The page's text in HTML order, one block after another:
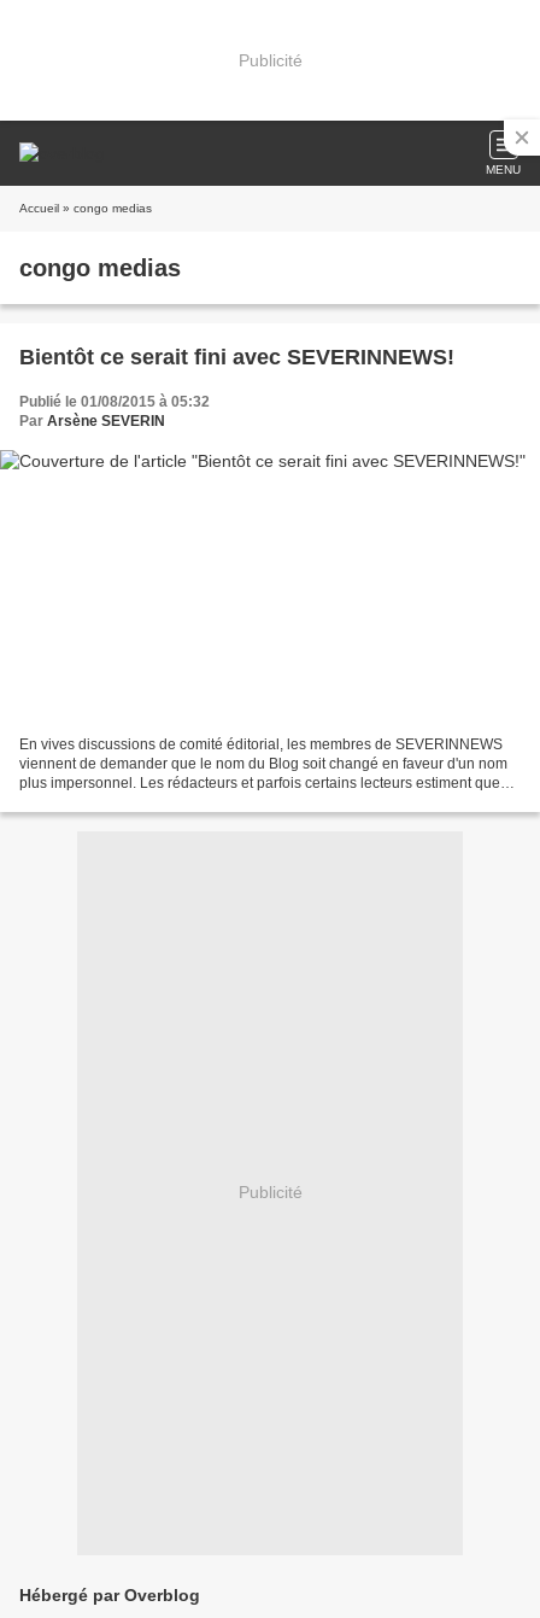
Publicité
MENU
Accueil » congo medias
congo medias
Bientôt ce serait fini avec SEVERINNEWS!
Publié le 01/08/2015 à 05:32
Par Arsène SEVERIN
En vives discussions de comité éditorial, les membres de SEVERINNEWS
viennent de demander que le nom du Blog soit changé en faveur d'un nom
plus impersonnel. Les rédacteurs et parfois certains lecteurs estiment que
Publicité
Hébergé par Overblog